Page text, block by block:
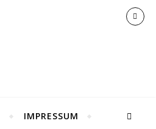
IMPRESSUM